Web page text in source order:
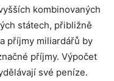
kombinovaných
státech, přibližně
příjmy miliardářů by
příjmy. Výpočet
své peníze.